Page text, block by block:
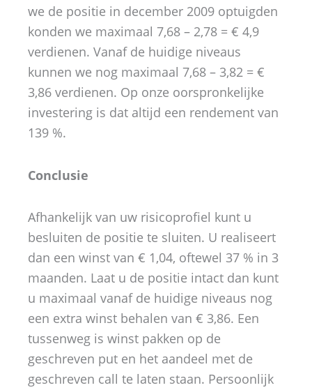
we de positie in december 2009 optuigden
konden we maximaal 7,68 – 2,78 = € 4,9
verdienen. Vanaf de huidige niveaus
kunnen we nog maximaal 7,68 – 3,82 = €
3,86 verdienen. Op onze oorspronkelijke
investering is dat altijd een rendement van
139 %.
Conclusie
Afhankelijk van uw risicoprofiel kunt u
besluiten de positie te sluiten. U realiseert
dan een winst van € 1,04, oftewel 37 % in 3
maanden. Laat u de positie intact dan kunt
u maximaal vanaf de huidige niveaus nog
een extra winst behalen van € 3,86. Een
tussenweg is winst pakken op de
geschreven put en het aandeel met de
geschreven call te laten staan. Persoonlijk